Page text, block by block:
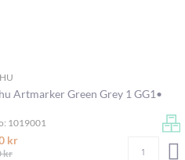
Artmarker Green Grey 1 GG1•
1019001
kr
kr